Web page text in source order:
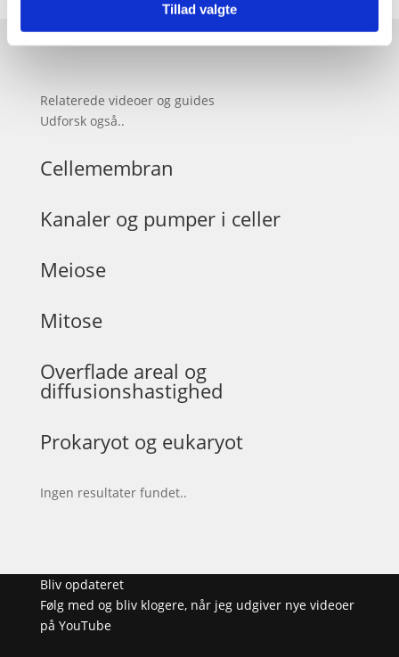
Tillad valgte
Relaterede videoer og guides
Udforsk også..
Cellemembran
Kanaler og pumper i celler
Meiose
Mitose
Overflade areal og
diffusionshastighed
Prokaryot og eukaryot
Ingen resultater fundet..
Bliv opdateret
Følg med og bliv klogere, når jeg udgiver nye videoer
på YouTube